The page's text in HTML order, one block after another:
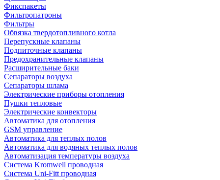
Фикспакеты
Фильтропатроны
Фильтры
Обвязка твердотопливного котла
Перепускные клапаны
Подпиточные клапаны
Предохранительные клапаны
Расширительные баки
Сепараторы воздуха
Сепараторы шлама
Электрические приборы отопления
Пушки тепловые
Электрические конвекторы
Автоматика для отопления
GSM управление
Автоматика для теплых полов
Автоматика для водяных теплых полов
Автоматизация температуры воздуха
Система Kromwell проводная
Система Uni-Fitt проводная